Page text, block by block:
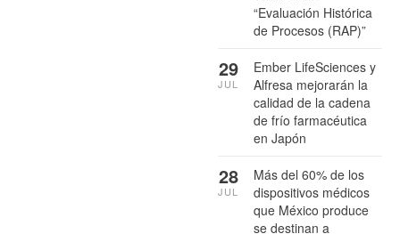
“Evaluación Histórica
de Procesos (RAP)”
Ember LifeSciences y
Alfresa mejorarán la
calidad de la cadena
de frío farmacéutica
en Japón
29
JUL
Más del 60% de los
dispositivos médicos
que México produce
se destinan a
28
JUL